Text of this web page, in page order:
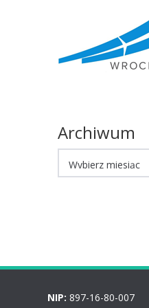
Archiwum
NIP: 897-16-80-007